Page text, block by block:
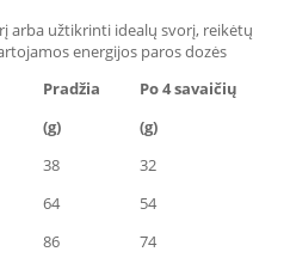
arba užtikrinti idealų svorį, reikėtų
energijos paros dozės
Pradžia
Po 4 savaičių
(g)
(g)
38
32
64
54
86
74